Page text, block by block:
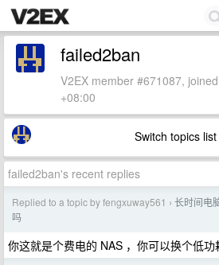
failed2ban
V2EX member #671087,
+08:00
Switch topics list
failed2ban's recent replies
Replied to a topic by fengxuway561 › 长时间电
吗
你这就是个费电的 NAS ，你可以换个低功